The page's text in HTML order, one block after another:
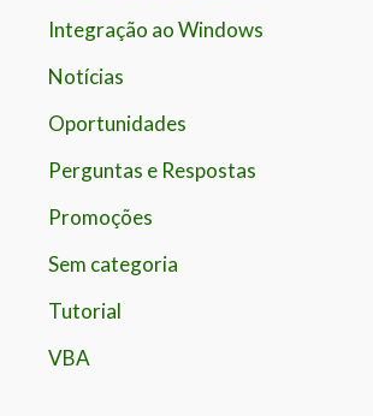
Integração ao Windows
Notícias
Oportunidades
Perguntas e Respostas
Promoções
Sem categoria
Tutorial
VBA